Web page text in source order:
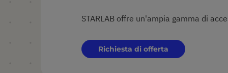
STARLAB offre un'ampia gamma di
Richiesta di offerta